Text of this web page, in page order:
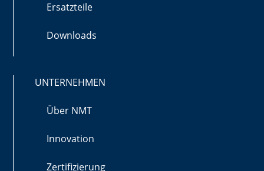
Ersatzteile
Downloads
UNTERNEHMEN
Über NMT
Innovation
Zertifizierung